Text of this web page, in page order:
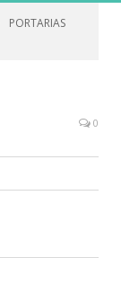
PORTARIAS
0